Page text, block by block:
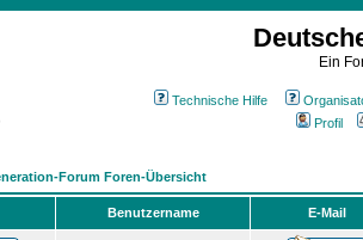
Ein
Technische Hilfe
Profil
Forum Foren-Übersicht
Benutzername E-Mail